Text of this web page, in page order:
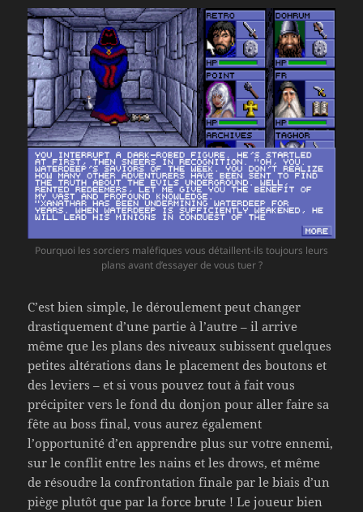
Pourquoi les sorciers maléfiques vous détaillent-ils toujours leurs
plans avant d’essayer de vous tuer ?
C’est bien simple, le déroulement peut changer
drastiquement d’une partie à l’autre – il arrive
même que les plans des niveaux subissent quelques
petites altérations dans le placement des boutons et
des leviers – et si vous pouvez tout à fait vous
précipiter vers le fond du donjon pour aller faire sa
fête au boss final, vous aurez également
l’opportunité d’en apprendre plus sur votre ennemi,
sur le conflit entre les nains et les drows, et même
de résoudre la confrontation finale par le biais d’un
piège plutôt que par la force brute ! Le joueur bien